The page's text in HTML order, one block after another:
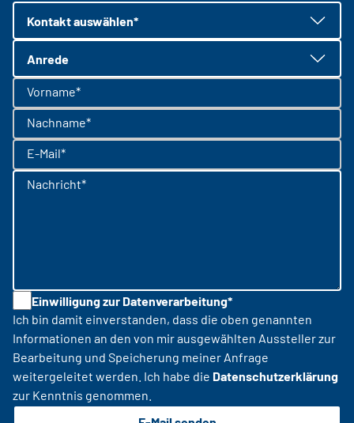
Kontakt auswählen*
Anrede
Vorname*
Nachname*
E-Mail*
Nachricht*
Einwilligung zur Datenverarbeitung*
Ich bin damit einverstanden, dass die oben genannten
Informationen an den von mir ausgewählten Aussteller zur
Bearbeitung und Speicherung meiner Anfrage
weitergeleitet werden. Ich habe die Datenschutzerklärung
zur Kenntnis genommen.